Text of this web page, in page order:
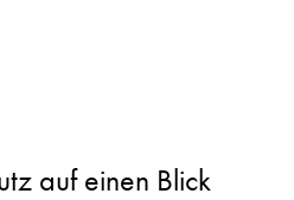
auf einen Blick